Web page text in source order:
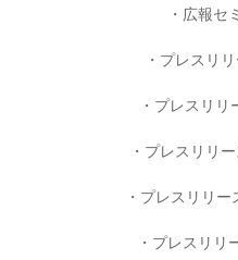
広報セ
プレスリ
プレスリリ
プレスリリ
プレスリリー
プレスリリ